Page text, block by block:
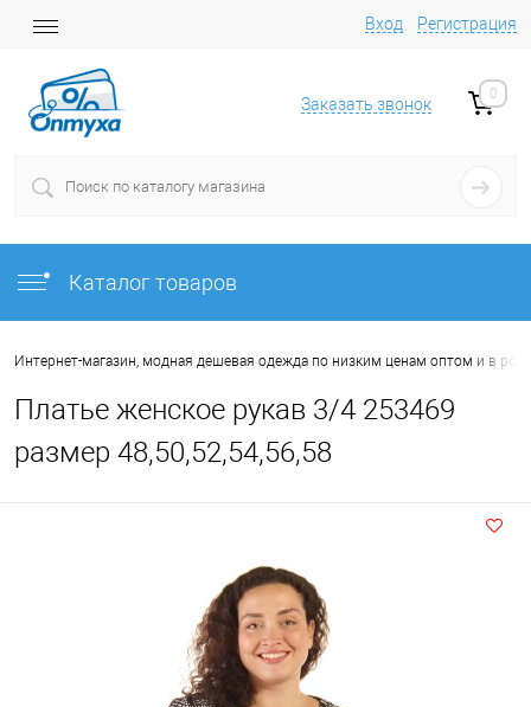
Вход Регистрация
Заказать звонок
0
Каталог товаров
Интернет-магазин, модная дешевая одежда по низким ценам оптом и в
Платье женское рукав 3/4 253469
размер 48,50,52,54,56,58